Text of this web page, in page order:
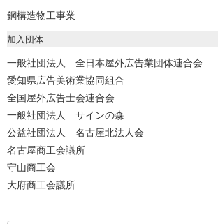
鋼構造物工事業
加入団体
一般社団法人 全日本屋外広告業団体連合会
愛知県広告美術業協同組合
全国屋外広告士会連合会
一般社団法人 サインの森
公益社団法人 名古屋北法人会
名古屋商工会議所
守山商工会
大府商工会議所